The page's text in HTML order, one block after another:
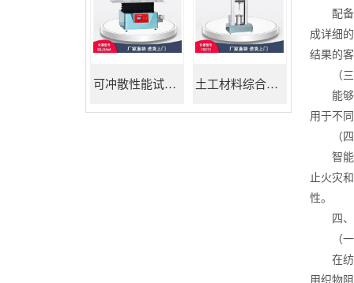
可冲散性能试验机 土工材料综合试验机
配备了
成详细
结果的
（三
能够满
用于不
（四
智能化
止火灾
性。
四、
（一
在纺织
用织物